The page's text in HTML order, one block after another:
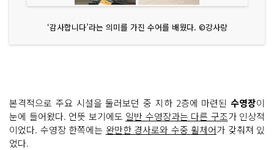
‘감사합니다’라는 의미를 가진 수어를 배웠다. ©강사랑
본격적으로 주요 시설을 둘러보던 중 지하 2층에 마련된 수영장이
눈에 들어왔다. 언뜻 보기에도 일반 수영장과는 다른 구조가 인상적
이었다. 수영장 한쪽에는 완만한 경사로와 수중 휠체어가 갖춰져 있
었다.